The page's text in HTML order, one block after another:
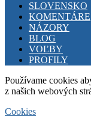
SLOVENSKO
KOMENTÁRE
NÁZORY
BLOG
VOĽBY
PROFILY
Používame cookies
z našich webových
Cookies